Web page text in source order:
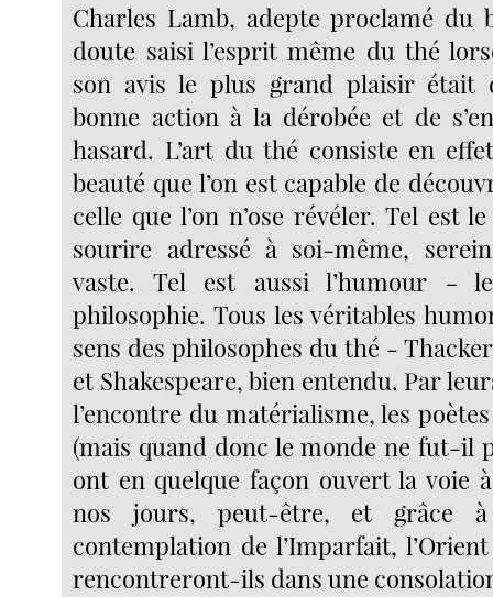
Charles Lamb, adepte proclamé du
doute saisi l’esprit même du thé
son avis le plus grand plaisir était
bonne action à la dérobée et de
hasard. L’art du thé consiste en
beauté que l’on est capable de
celle que l’on n’ose révéler. Tel est
sourire adressé à soi-même,
vaste. Tel est aussi l’humour -
philosophie. Tous les véritables
sens des philosophes du thé -
et Shakespeare, bien entendu. Par
l’encontre du matérialisme, les
(mais quand donc le monde ne fut-il
ont en quelque façon ouvert la voie
nos jours, peut-être, et grâce
contemplation de l’Imparfait,
rencontreront-ils dans une